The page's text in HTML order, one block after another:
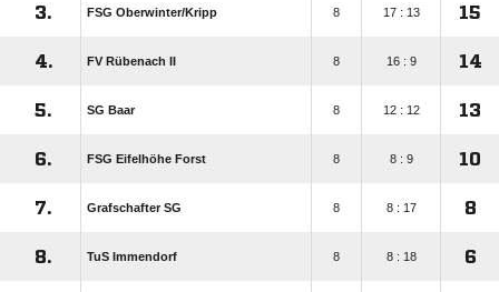
3. FSG Oberwinter/​Kripp 8 17 : 13 15
4. FV Rübenach II 8 16 : 9 14
5. SG Baar 8 12 : 12 13
6. FSG Eifelhöhe Forst 8 8 : 9 10
7. Grafschafter SG 8 8 : 17 8
8. TuS Immendorf 8 8 : 18 6